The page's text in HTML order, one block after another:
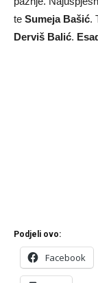
te Sumeja Bašić.
Derviš Balić.
Podjeli ovo:
Facebook